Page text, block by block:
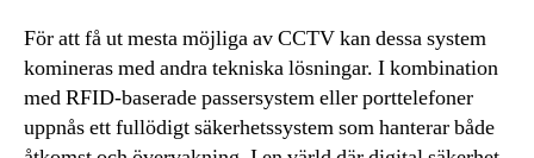
För att få ut mesta möjliga av CCTV kan dessa system
komineras med andra tekniska lösningar. I kombination
med RFID-baserade passersystem eller porttelefoner
uppnås ett fullödigt säkerhetssystem som hanterar både